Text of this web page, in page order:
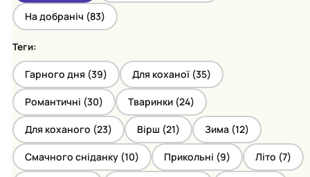
На добраніч (83)
Теги:
Гарного дня (39) Для коханої (35)
Романтичні (30) Тваринки (24)
Для коханого (23) Вірш (21) Зима (12)
Смачного сніданку (10) Прикольні (9) Літо (7)